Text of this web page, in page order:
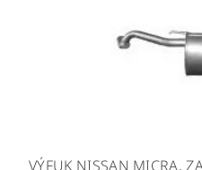
VÝFUK NISSAN MICRA,